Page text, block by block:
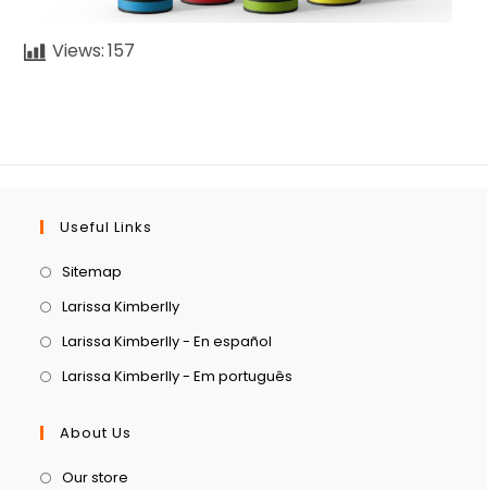
Views:157
Useful Links
Sitemap
Larissa Kimberlly
Larissa Kimberlly - En español
Larissa Kimberlly - Em português
About Us
Our store